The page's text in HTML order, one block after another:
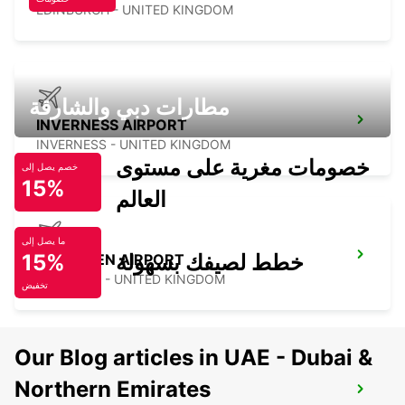
EDINBURGH - UNITED KINGDOM
INVERNESS AIRPORT
INVERNESS - UNITED KINGDOM
ABERDEEN AIRPORT
ABERDEEN - UNITED KINGDOM
NEWCASTLE AIRPORT
مطارات دبي والشارقة
خصم يصل إلى
15%
خصومات مغرية على مستوى
العالم
ما يصل إلى
15%
تخفيض
خطط لصيفك بسهولة
Our Blog articles in UAE - Dubai &
Northern Emirates